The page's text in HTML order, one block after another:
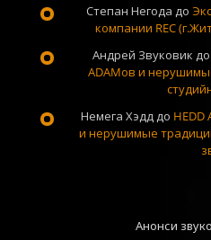
Степан Негода до
компании REC
Андрей Звуковик до
ADAMов и
Немега Хэдддо HEDD
и нерушимые
Анонси